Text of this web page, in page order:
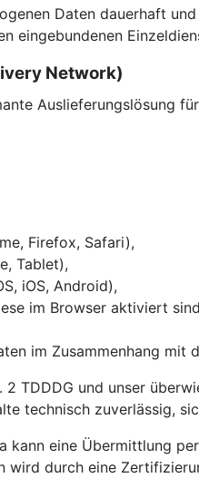
Daten dauerhaft
eingebundenen
Network)
Auslieferungslösung
Firefox, Safari),
Tablet),
iOS, Android),
im Browser aktiviert
im Zusammenhang mit
TDDDG und unser
technisch zuverlässig,
kann eine Übermittlung
wird durch eine